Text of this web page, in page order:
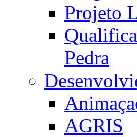
Projeto
Pedra
AGRIS